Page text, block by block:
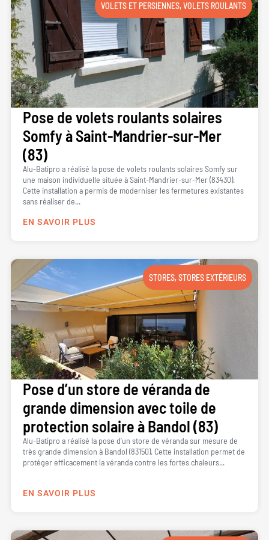
VOLETS ET PERSIENNES,VOLETS ROULANTS
Pose de volets roulants solaires
Somfy à Saint-Mandrier-sur-Mer
(83)
Alu-Batipro a réalisé la pose de volets roulants solaires Somfy sur
une maison individuelle située à Saint-Mandrier-sur-Mer (83430).
Cette installation a permis de moderniser les fermetures existantes
sans réaliser de...
EN SAVOIR PLUS
STORES,STORES EXTÉRIEURS
Pose d’un store de véranda de
grande dimension avec toile de
protection solaire à Bandol (83)
Alu-Batipro a réalisé la pose d’un store de véranda sur mesure de
très grande dimension à Bandol (83150). Cette installation permet de
protéger efficacement la véranda contre les fortes chaleurs...
EN SAVOIR PLUS